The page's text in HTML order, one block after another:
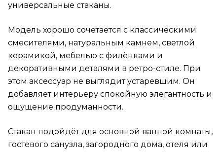
универсальные стаканы.
Модель хорошо сочетается с классическими
смесителями, натуральным камнем, светлой
керамикой, мебелью с филёнками и
декоративными деталями в ретро-стиле. При
этом аксессуар не выглядит устаревшим. Он
добавляет интерьеру спокойную элегантность и
ощущение продуманности.
Стакан подойдёт для основной ванной комнаты,
гостевого санузла, загородного дома, отеля или